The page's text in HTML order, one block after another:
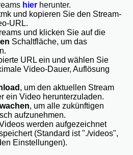
hier herunter.
und kopieren Sie den Stream-
URL.
und klicken Sie auf die
Schaltfläche, um das
URL ein und wählen Sie
Video-Dauer, Auflösung
, um den aktuellen Stream
ein Video herunterzuladen.
, um alle zukünftigen
aufzunehmen.
werden aufgezeichnet
(Standard ist "./videos",
Einstellungen).